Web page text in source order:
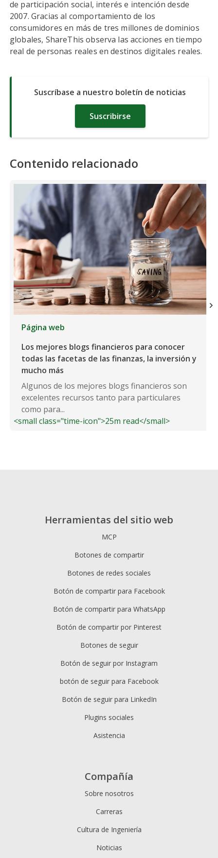
de participación social, interés e intención desde
2007. Gracias al comportamiento de los
consumidores en más de tres millones de dominios
globales, ShareThis observa las acciones en tiempo
real de personas reales en destinos digitales reales.
Suscríbase a nuestro boletín de noticias
Suscribirse
Contenido relacionado
Página web
Los mejores blogs financieros para conocer
todas las facetas de las finanzas, la inversión y
mucho más
Algunos de los mejores blogs financieros son
excelentes recursos tanto para particulares
como para...
<small class="time-icon">25m read</small>
Herramientas del sitio web
MCP
Botones de compartir
Botones de redes sociales
Botón de compartir para Facebook
Botón de compartir para WhatsApp
Botón de compartir por Pinterest
Botones de seguir
Botón de seguir por Instagram
botón de seguir para Facebook
Botón de seguir para LinkedIn
Plugins sociales
Asistencia
Compañía
Sobre nosotros
Carreras
Cultura de Ingeniería
Noticias